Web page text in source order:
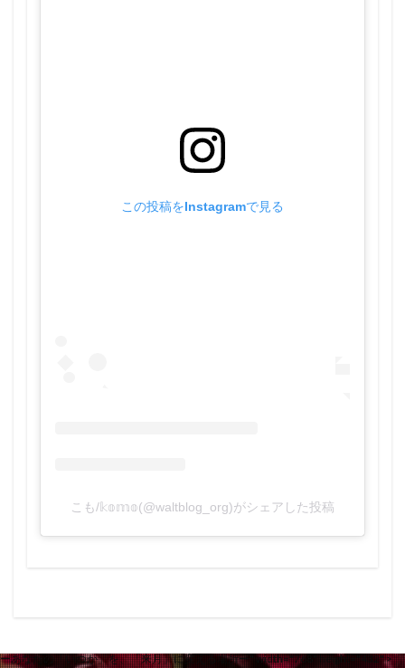
この投稿をInstagramで見る
こも/𝕜𝕠𝕞𝕠(@waltblog_org)がシェアした投稿
ーあなたの「いつか」を、「来月」に変える場所ー" width="768" height="432" >